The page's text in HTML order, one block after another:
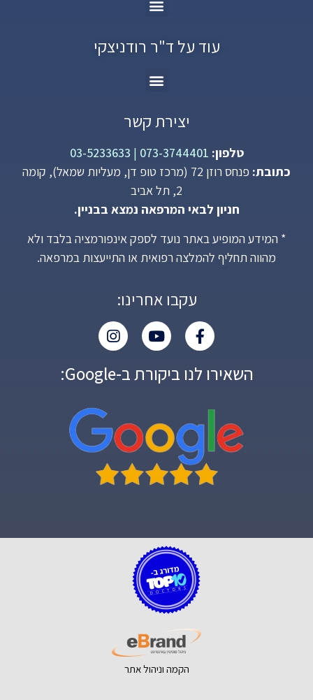
עוד על ד"ר רודניצקי
יצירת קשר
טלפון: 073-3744401
|
03-5233633
כתובת:
פנחס רוזן 72 (מרכז טופ דן, מעליות שמאל), קומה
2, תל אביב
חניון לבאי המרפאה נמצא בבניין.
* המידע המופיע באתר נועד לספק אינפורמציה בלבד ולא
מהווה תחליף להמלצה רפואית או התייעצות במרפאה.
עקבו אחרינו:
השאירו לנו ביקורת ב-Google:
הקמה וניהול אתר